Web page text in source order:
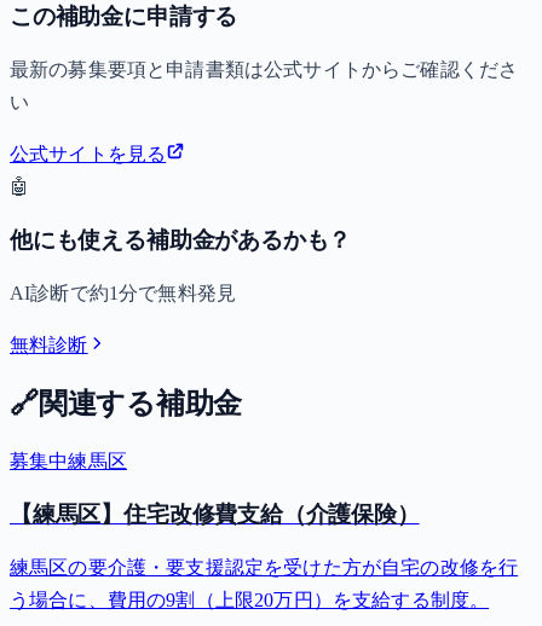
この補助金に申請する
最新の募集要項と申請書類は公式サイトからご確認くださ
い
公式サイトを見る
🤖
他にも使える補助金があるかも？
AI診断で約1分で無料発見
無料診断
🔗関連する補助金
募集中練馬区
【練馬区】住宅改修費支給（介護保険）
練馬区の要介護・要支援認定を受けた方が自宅の改修を行
う場合に、費用の9割（上限20万円）を支給する制度。